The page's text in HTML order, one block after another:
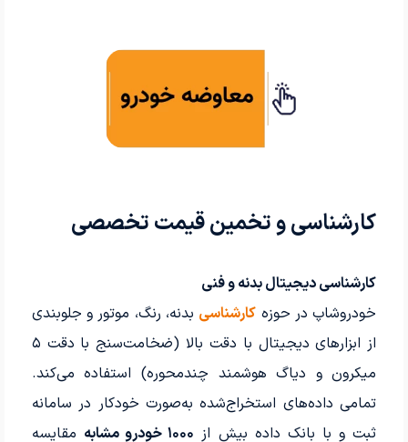
کارشناسی و تخمین قیمت تخصصی
کارشناسی دیجیتال بدنه و فنی
خودروشاپ در حوزه کارشناسی بدنه، رنگ، موتور و جلوبندی
از ابزارهای دیجیتال با دقت بالا (ضخامت‌سنج با دقت ۵
میکرون و دیاگ هوشمند چندمحوره) استفاده می‌کند.
تمامی داده‌های استخراج‌شده به‌صورت خودکار در سامانه
ثبت و با بانک داده بیش از ۱۰۰۰ خودرو مشابه مقایسه